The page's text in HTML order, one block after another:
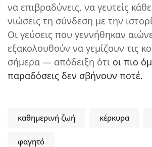
να επιβραδύνεις, να γευτείς
νιώσεις τη σύνδεση με την
Οι γεύσεις που γεννήθηκαν
εξακολουθούν να γεμίζουν τις
σήμερα — απόδειξη ότι οι πιο
παραδόσεις δεν σβήνουν ποτέ.
καθημερινή ζωή κέρκυρα
φαγητό